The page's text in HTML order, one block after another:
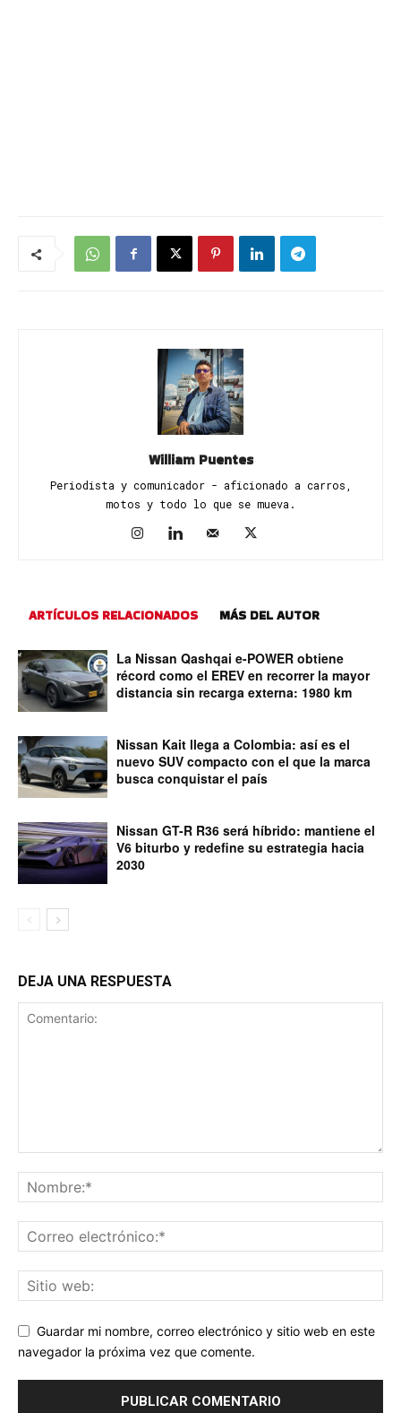
William Puentes
Periodista y comunicador - aficionado a carros,
motos y todo lo que se mueva.
ARTÍCULOS RELACIONADOS MÁS DEL AUTOR
La Nissan Qashqai e-POWER obtiene
récord como el EREV en recorrer la mayor
distancia sin recarga externa: 1980 km
Nissan Kait llega a Colombia: así es el
nuevo SUV compacto con el que la marca
busca conquistar el país
Nissan GT-R R36 será híbrido: mantiene el
V6 biturbo y redefine su estrategia hacia
2030
DEJA UNA RESPUESTA
Guardar mi nombre, correo electrónico y sitio web en este
navegador la próxima vez que comente.